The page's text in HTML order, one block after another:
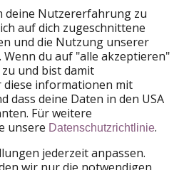
HolidayPirates Group
HolidayPirates
WakacyjniPiraci
Ferienpiraten
ViajerosPiratas
deine Nutzererfahrung zu
auf dich zugeschnittene
und die Nutzung unserer
Wenn du auf "alle akzeptieren"
und bist damit
diese informationen mit
dass deine Daten in den USA
Für weitere
unsere Datenschutzrichtlinie.
jederzeit anpassen.